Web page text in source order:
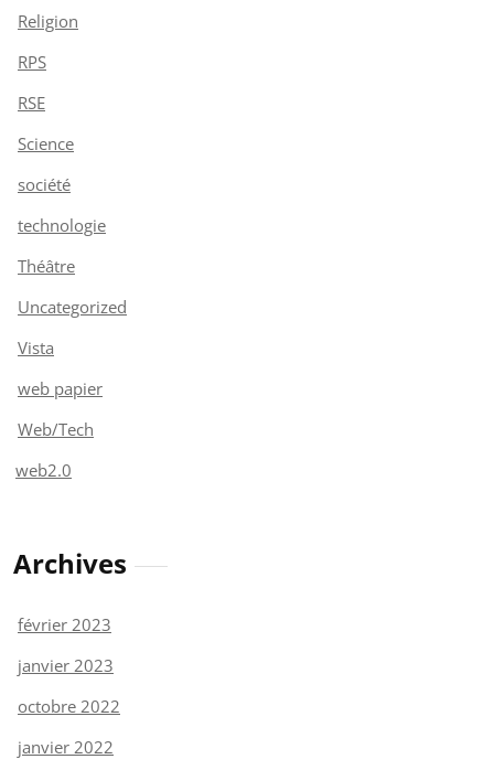
Religion
RPS
RSE
Science
société
technologie
Théâtre
Uncategorized
Vista
web papier
Web/Tech
web2.0
Archives
février 2023
janvier 2023
octobre 2022
janvier 2022